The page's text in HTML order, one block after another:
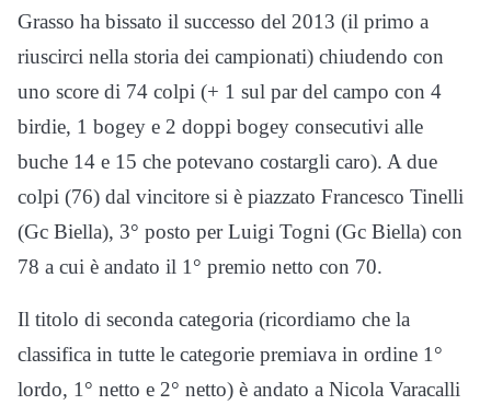
Grasso ha bissato il successo del 2013 (il primo a
riuscirci nella storia dei campionati) chiudendo con
uno score di 74 colpi (+ 1 sul par del campo con 4
birdie, 1 bogey e 2 doppi bogey consecutivi alle
buche 14 e 15 che potevano costargli caro). A due
colpi (76) dal vincitore si è piazzato Francesco Tinelli
(Gc Biella), 3° posto per Luigi Togni (Gc Biella) con
78 a cui è andato il 1° premio netto con 70.
Il titolo di seconda categoria (ricordiamo che la
classifica in tutte le categorie premiava in ordine 1°
lordo, 1° netto e 2° netto) è andato a Nicola Varacalli